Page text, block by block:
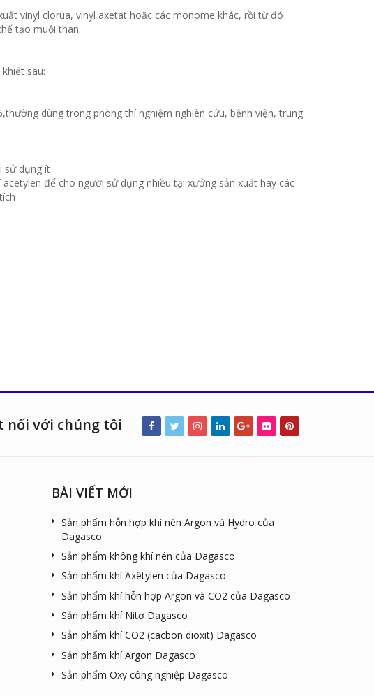
vinyl clorua, vinyl axetat hoặc các monome khác, rồi từ đó
tạo muội than.
sau:
dùng trong phòng thí nghiệm nghiên cứu, bệnh viện, trung
sử dụng ít
để cho người sử dụng nhiều tại xưởng sản xuất hay các
nối với chúng tôi
BÀI VIẾT MỚI
Sản phẩm hỗn hợp khí nén Argon và Hydro của
Dagasco
Sản phẩm không khí nén của Dagasco
Sản phẩm khí Axêtylen của Dagasco
Sản phẩm khí hỗn hợp Argon và CO2 của Dagasco
Sản phẩm khí Nitơ Dagasco
Sản phẩm khí CO2 (cacbon dioxit) Dagasco
Sản phẩm khí Argon Dagasco
Sản phẩm Oxy công nghiệp Dagasco